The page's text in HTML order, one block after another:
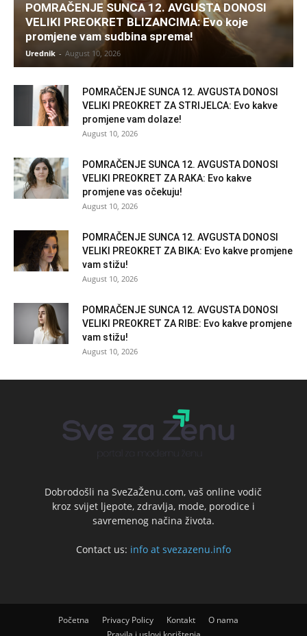
POMRAČENJE SUNCA 12. AVGUSTA DONOSI
VELIKI PREOKRET BLIZANCIMA: Evo koje
promjene vam sudbina sprema!
Urednik - August 10, 2026
POMRAČENJE SUNCA 12. AVGUSTA DONOSI
VELIKI PREOKRET ZA STRIJELCA: Evo kakve
promjene vam dolaze!
August 10, 2026
POMRAČENJE SUNCA 12. AVGUSTA DONOSI
VELIKI PREOKRET ZA RAKA: Evo kakve
promjene vas očekuju!
August 10, 2026
POMRAČENJE SUNCA 12. AVGUSTA DONOSI
VELIKI PREOKRET ZA BIKA: Evo kakve promjene
vam stižu!
August 10, 2026
POMRAČENJE SUNCA 12. AVGUSTA DONOSI
VELIKI PREOKRET ZA RIBE: Evo kakve promjene
vam stižu!
August 10, 2026
Dobrodošli na SveZaŽenu.com, vaš online vodič
kroz svijet ljepote, zdravlja, mode, porodice i
savremenog načina života.
Contact us: info at svezazenu.info
Početna Privacy Policy Kontakt
O nama